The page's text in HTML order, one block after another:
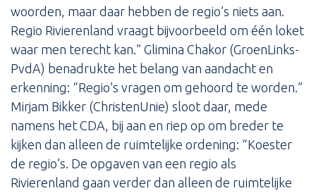
woorden, maar daar hebben de regio’s niets aan.
Regio Rivierenland vraagt bijvoorbeeld om één loket
waar men terecht kan.” Glimina Chakor (GroenLinks-
PvdA) benadrukte het belang van aandacht en
erkenning: “Regio’s vragen om gehoord te worden.”
Mirjam Bikker (ChristenUnie) sloot daar, mede
namens het CDA, bij aan en riep op om breder te
kijken dan alleen de ruimtelijke ordening: “Koester
de regio’s. De opgaven van een regio als
Rivierenland gaan verder dan alleen de ruimtelijke